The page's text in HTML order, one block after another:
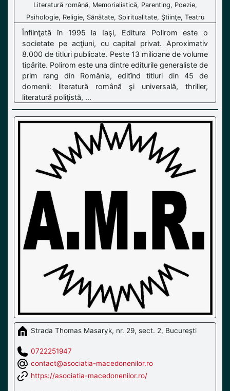
Literatură română, Memorialistică, Parenting, Poezie,
Psihologie, Religie, Sănătate, Spiritualitate, Ştiinţe, Teatru
Înfiinţată în 1995 la Iaşi, Editura Polirom este o
societate pe acţiuni, cu capital privat. Aproximativ
8.000 de titluri publicate. Peste 13 milioane de volume
tipărite. Polirom este una dintre editurile generaliste de
prim rang din România, editînd titluri din 45 de
domenii: literatură română şi universală, thriller,
literatură poliţistă, ...
Strada Thomas Masaryk, nr. 29, sect. 2, Bucureşti
0722251947
contact@asociatia-macedonenilor.ro
https://asociatia-macedonenilor.ro/